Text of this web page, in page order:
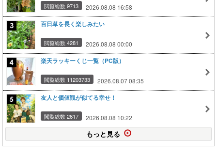
閲覧総数 9713 2026.08.08 16:58
百日草を長く楽しみたい
閲覧総数 4281 2026.08.08 00:00
楽天ラッキーくじ一覧（PC版）
閲覧総数 11203733 2026.08.07 08:35
友人と価値観が似てる幸せ！
閲覧総数 2617 2026.08.08 10:22
もっと見る